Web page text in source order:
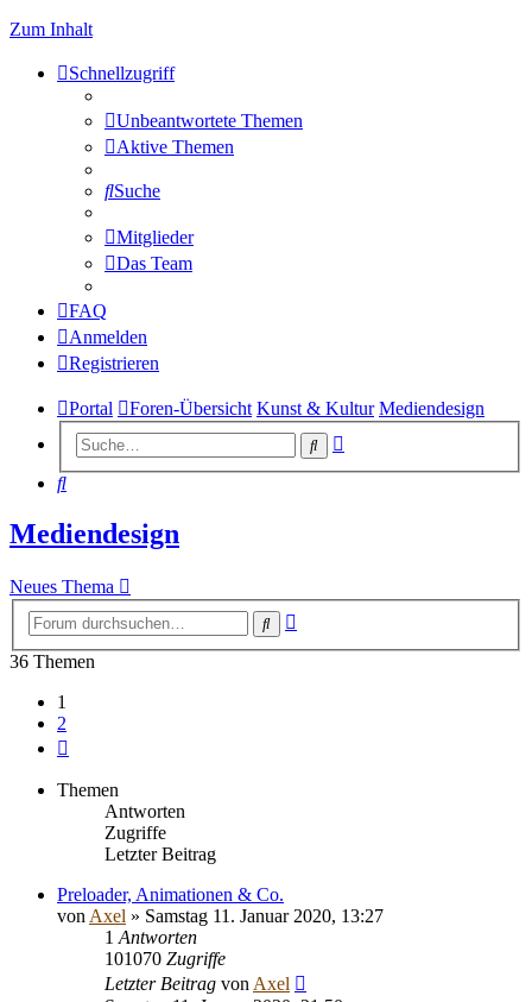
Zum Inhalt
Schnellzugriff
Unbeantwortete Themen
Aktive Themen
Suche
Mitglieder
Das Team
FAQ
Anmelden
Registrieren
Portal Foren-Übersicht Kunst & Kultur Mediendesign
Suche
Suche
Mediendesign
Neues Thema
Suche
36 Themen
1
2
Themen
Antworten
Zugriffe
Letzter Beitrag
Preloader, Animationen & Co.
von Axel » Samstag 11. Januar 2020, 13:27
1 Antworten
101070 Zugriffe
Letzter Beitrag von Axel